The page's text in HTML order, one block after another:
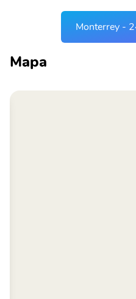
Monterrey -
Mapa